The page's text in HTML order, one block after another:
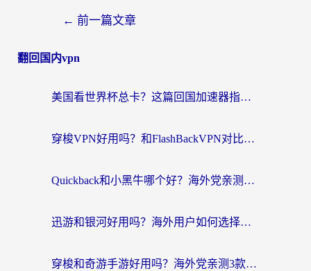
← 前一篇文章
翻回国内vpn
美国看世界杯总卡？这篇回国加速器指南帮你无缝刷国内资源（附苹果手机VPN设置步骤）
穿梭VPN好用吗？和FlashBackVPN对比哪个回国效果更好？
Quickback和小黑牛哪个好？海外党亲测指南，选对回国加速器秒回国内
迅游和银河好用吗？海外用户如何选择回国加速器实现无缝访问国内资源
穿梭和奇游手游好用吗？海外党亲测3款回国加速器，附蜜蜂加速器七天试用攻略